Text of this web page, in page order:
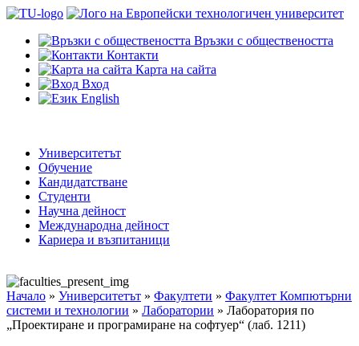
Връзки с обществеността
Контакти
Карта на сайта
Вход
English
Университетът
Обучение
Кандидатстване
Студенти
Научна дейност
Международна дейност
Кариера и възпитаници
Начало » Университетът » Факултети » Факултет Компютърни
системи и технологии » Лаборатории » Лаборатория по
„Проектиране и програмиране на софтуер“ (лаб. 1211)